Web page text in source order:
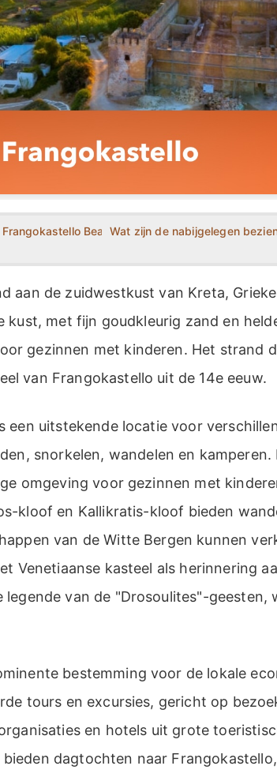
Beach?Wat zijn de nabijgelegen
aan de zuidwestkust van Kreta,
kust, met fijn goudkleurig zand en
gezinnen met kinderen. Het strand
van Frangokastello uit de 14e eeuw.
een uitstekende locatie voor
snorkelen, wandelen en kamperen.
omgeving voor gezinnen met
kloof en Kallikratis-kloof bieden
van de Witte Bergen kunnen
Venetiaanse kasteel als herinnering
legende van de "Drosoulites"-geesten,
bestemming voor de lokale
tours en excursies, gericht op
en hotels uit grote
dagtochten naar